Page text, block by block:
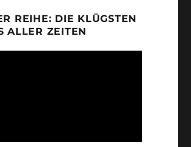
REIHE: DIE KLÜGSTEN
ALLER ZEITEN